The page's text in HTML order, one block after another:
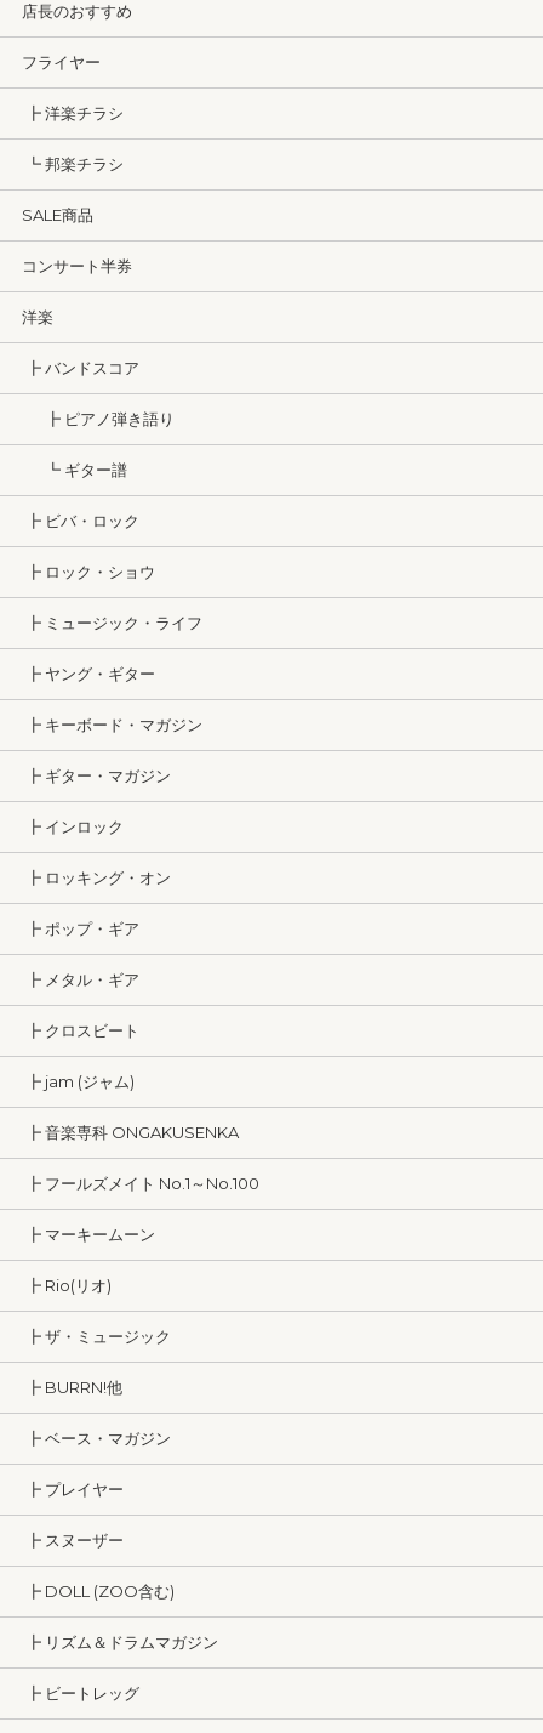
店長のおすすめ
フライヤー
┣ 洋楽チラシ
┗ 邦楽チラシ
SALE商品
コンサート半券
洋楽
┣ バンドスコア
┣ ピアノ弾き語り
┗ ギター譜
┣ ビバ・ロック
┣ ロック・ショウ
┣ ミュージック・ライフ
┣ ヤング・ギター
┣ キーボード・マガジン
┣ ギター・マガジン
┣ インロック
┣ ロッキング・オン
┣ ポップ・ギア
┣ メタル・ギア
┣ クロスビート
┣ jam (ジャム)
┣ 音楽専科 ONGAKUSENKA
┣ フールズメイト No.1～No.100
┣ マーキームーン
┣ Rio(リオ)
┣ ザ・ミュージック
┣ BURRN!他
┣ ベース・マガジン
┣ プレイヤー
┣ スヌーザー
┣ DOLL (ZOO含む)
┣ リズム＆ドラムマガジン
┣ ビートレッグ